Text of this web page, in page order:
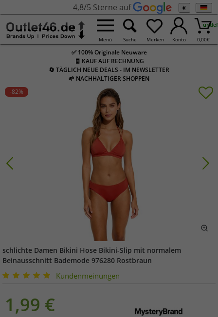
4,8/5 Sterne auf €
Menü Suche Merken Konto 0,00€
✅ 100% Originale Neuware
🧾 KAUF AUF RECHNUNG
🔄 TÄGLICH NEUE DEALS - IM NEWSLETTER
🌱 NACHHALTIGER SHOPPEN
-82%
schlichte Damen Bikini Hose Bikini-Slip mit normalem
Beinausschnitt Bademode 976280 Rostbraun
Kundenmeinungen
1,99 €